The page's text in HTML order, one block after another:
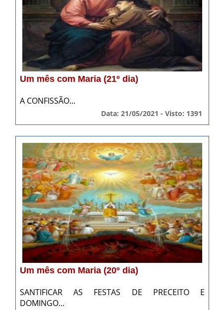
Um mês com Maria (21º dia)
A CONFISSÃO...
Data: 21/05/2021 - Visto: 1391
Um mês com Maria (20º dia)
SANTIFICAR AS FESTAS DE PRECEITO E
DOMINGO...